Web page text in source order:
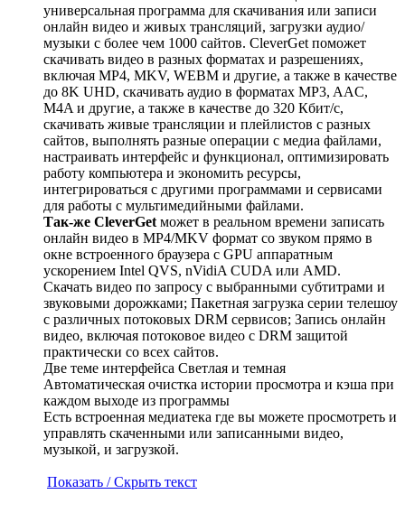
универсальная программа для скачивания или записи
онлайн видео и живых трансляций, загрузки аудио/
музыки с более чем 1000 сайтов. CleverGet поможет
скачивать видео в разных форматах и разрешениях,
включая MP4, MKV, WEBM и другие, а также в качестве
до 8K UHD, скачивать аудио в форматах MP3, AAC,
M4A и другие, а также в качестве до 320 Кбит/с,
скачивать живые трансляции и плейлистов с разных
сайтов, выполнять разные операции с медиа файлами,
настраивать интерфейс и функционал, оптимизировать
работу компьютера и экономить ресурсы,
интегрироваться с другими программами и сервисами
для работы с мультимедийными файлами.
Так-же CleverGetможет в реальном времени записать
онлайн видео в MP4/MKV формат со звуком прямо в
окне встроенного браузера с GPU аппаратным
ускорением Intel QVS, nVidiA CUDA или AMD.
Скачать видео по запросу с выбранными субтитрами и
звуковыми дорожками; Пакетная загрузка серии телешоу
с различных потоковых DRM сервисов; Запись онлайн
видео, включая потоковое видео с DRM защитой
практически со всех сайтов.
Две теме интерфейса Светлая и темная
Автоматическая очистка истории просмотра и кэша при
каждом выходе из программы
Есть встроенная медиатека где вы можете просмотреть и
управлять скаченными или записанными видео,
музыкой, и загрузкой.
Показать / Скрыть текст